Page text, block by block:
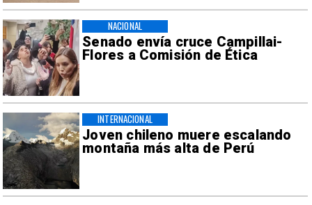
Senado envía cruce Campillai-
Flores a Comisión de Ética
NACIONAL
Joven chileno muere escalando
montaña más alta de Perú
INTERNACIONAL